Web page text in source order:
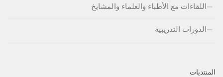
اللقاءات مع الأطباء والعلماء والمشايخ
الدورات التدريبية
المنتديات